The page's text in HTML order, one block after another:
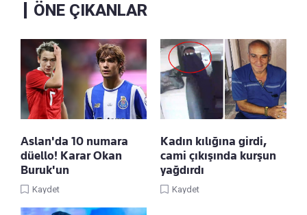
ÖNE ÇIKANLAR
Aslan'da 10 numara
düello! Karar Okan
Buruk'un
Kaydet
Kadın kılığına girdi,
cami çıkışında kurşun
yağdırdı
Kaydet